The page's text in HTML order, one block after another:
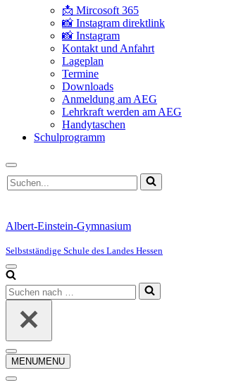
📩 Mircosoft 365
📸 Instagram direktlink
📸 Instagram
Kontakt und Anfahrt
Lageplan
Termine
Downloads
Anmeldung am AEG
Lehrkraft werden am AEG
Handytaschen
Schulprogramm
Suchen
nach …
Albert-Einstein-Gymnasium
Selbstständige Schule des Landes Hessen
Navigationsmenü
Suchen
nach …
Navigationsmenü
MENUMENU